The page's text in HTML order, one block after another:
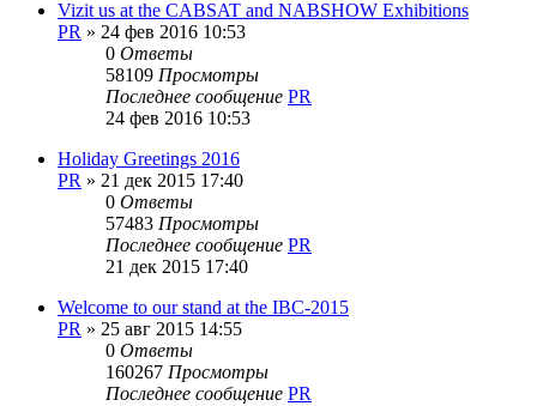
Vizit us at the CABSAT and NABSHOW Exhibitions
PR » 24 фев 2016 10:53
0 Ответы
58109 Просмотры
Последнее сообщение PR
24 фев 2016 10:53
Holiday Greetings 2016
PR » 21 дек 2015 17:40
0 Ответы
57483 Просмотры
Последнее сообщение PR
21 дек 2015 17:40
Welcome to our stand at the IBC-2015
PR » 25 авг 2015 14:55
0 Ответы
160267 Просмотры
Последнее сообщение PR